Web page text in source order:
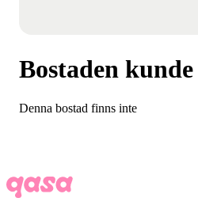
Bostaden
Denna bostad finns inte